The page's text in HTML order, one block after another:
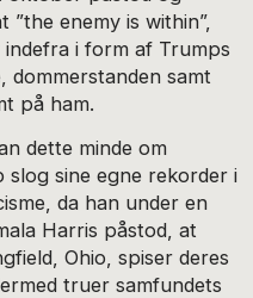
enemy is within”,
i form af Trumps
dommerstanden samt
på ham.
dette minde om
sine egne rekorder i
da han under en
Harris påstod, at
Ohio, spiser deres
truer samfundets